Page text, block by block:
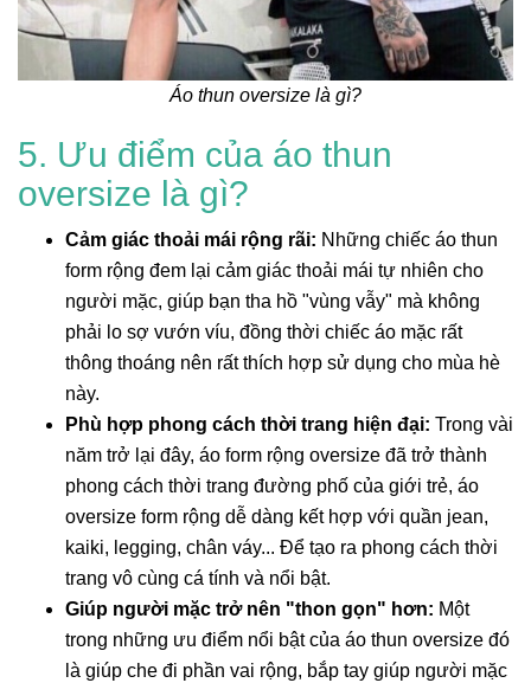
Áo thun oversize là gì?
5. Ưu điểm của áo thun
oversize là gì?
Cảm giác thoải mái rộng rãi: Những chiếc áo thun
form rộng đem lại cảm giác thoải mái tự nhiên cho
người mặc, giúp bạn tha hồ "vùng vẫy" mà không
phải lo sợ vướn víu, đồng thời chiếc áo mặc rất
thông thoáng nên rất thích hợp sử dụng cho mùa hè
này.
Phù hợp phong cách thời trang hiện đại: Trong vài
năm trở lại đây, áo form rộng oversize đã trở thành
phong cách thời trang đường phố của giới trẻ, áo
oversize form rộng dễ dàng kết hợp với quần jean,
kaiki, legging, chân váy... Để tạo ra phong cách thời
trang vô cùng cá tính và nổi bật.
Giúp người mặc trở nên "thon gọn" hơn: Một
trong những ưu điểm nổi bật của áo thun oversize đó
là giúp che đi phần vai rộng, bắp tay giúp người mặc